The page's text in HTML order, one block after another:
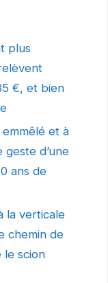
plus
€, et bien
et à
d’une
ans de
la verticale
chemin de
le scion